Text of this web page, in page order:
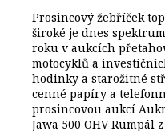
Prosincový žebříček
široké je dnes
roku v aukcích
motocyklů a
hodinky a starožitné
cenné papíry a
prosincovou aukcí
Jawa 500 OHV Rumpál